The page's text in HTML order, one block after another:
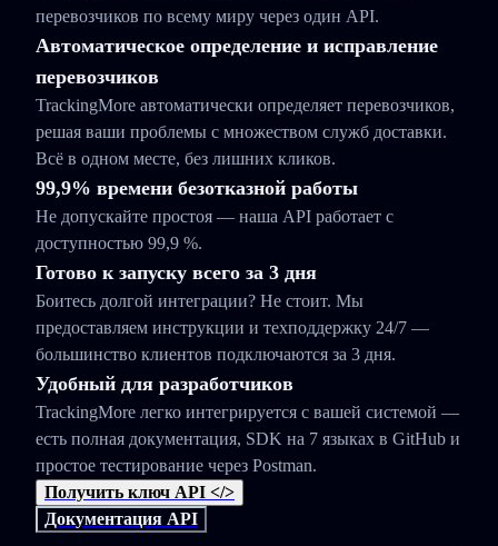
перевозчиков по всему миру через один API.
Автоматическое определение и исправление
перевозчиков
TrackingMore автоматически определяет перевозчиков,
решая ваши проблемы с множеством служб доставки.
Всё в одном месте, без лишних кликов.
99,9% времени безотказной работы
Не допускайте простоя — наша API работает с
доступностью 99,9 %.
Готово к запуску всего за 3 дня
Боитесь долгой интеграции? Не стоит. Мы
предоставляем инструкции и техподдержку 24/7 —
большинство клиентов подключаются за 3 дня.
Удобный для разработчиков
TrackingMore легко интегрируется с вашей системой —
есть полная документация, SDK на 7 языках в GitHub и
простое тестирование через Postman.
Получить ключ API </>
Документация API